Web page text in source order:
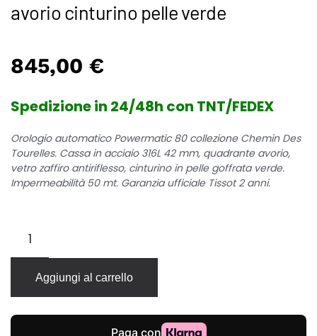
avorio cinturino pelle verde
845,00 €
Spedizione in 24/48h con TNT/FEDEX
Orologio automatico Powermatic 80 collezione Chemin Des
Tourelles. Cassa in acciaio 316L 42 mm, quadrante avorio,
vetro zaffiro antiriflesso, cinturino in pelle goffrata verde.
Impermeabilità 50 mt. Garanzia ufficiale Tissot 2 anni.
Chemin
Des
Tourelles
Powermatic
80
42mm
Aggiungi al carrello